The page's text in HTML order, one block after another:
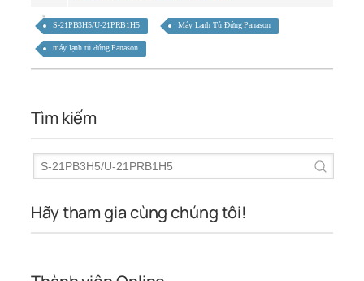
S-21PB3H5/U-21PRB1H5 Máy Lạnh Tủ Đứng Panason
máy lạnh tủ đứng Panason
Tìm kiếm
Hãy tham gia cùng chúng tôi!